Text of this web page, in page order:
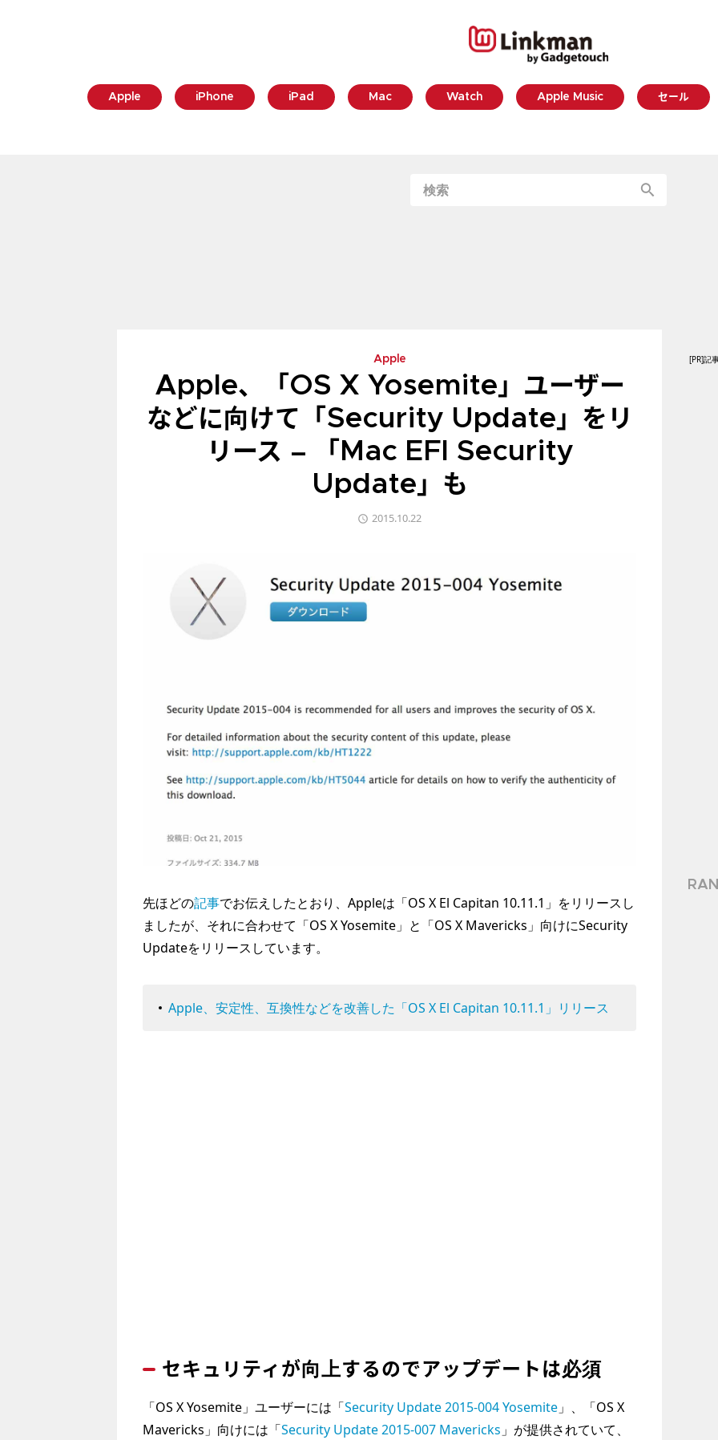
Apple iPhone iPad Mac Watch Apple Music セール
Apple
Apple、「OS X Yosemite」ユーザー
などに向けて「Security Update」をリ
リース – 「Mac EFI Security
Update」も
2015.10.22
先ほどの記事でお伝えしたとおり、Appleは「OS X El Capitan 10.11.1」をリリースし
ましたが、それに合わせて「OS X Yosemite」と「OS X Mavericks」向けにSecurity
Updateをリリースしています。
Apple、安定性、互換性などを改善した「OS X El Capitan 10.11.1」リリース
セキュリティが向上するのでアップデートは必須
「OS X Yosemite」ユーザーには「Security Update 2015-004 Yosemite」、「OS X
Mavericks」向けには「Security Update 2015-007 Mavericks」が提供されていて、
[PR]記